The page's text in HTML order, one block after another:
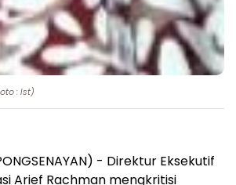
: Ist)
- Direktur Eksekutif
Arief Rachman mengkritisi